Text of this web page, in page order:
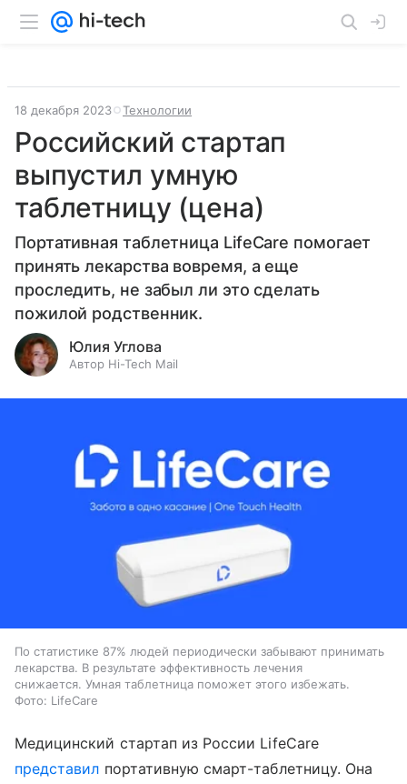
18 декабря 2023 Технологии
Российский стартап
выпустил умную
таблетницу (цена)
Портативная таблетница LifeCare помогает
принять лекарства вовремя, а еще
проследить, не забыл ли это сделать
пожилой родственник.
Юлия Углова
Автор Hi-Tech Mail
По статистике 87% людей периодически забывают принимать
лекарства. В результате эффективность лечения
снижается. Умная таблетница поможет этого избежать.
Фото: LifeCare
Медицинский стартап из России LifeCare
представил портативную смарт-таблетницу. Она